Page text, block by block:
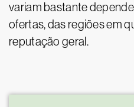
variam bastante
ofertas, das regiões em
reputação geral.